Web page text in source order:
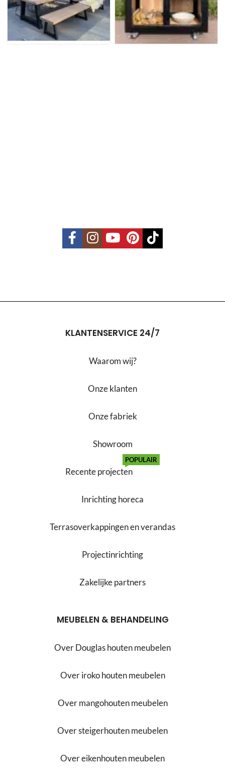
KLANTENSERVICE 24/7
Waarom wij?
Onze klanten
Onze fabriek
Showroom
Recente projecten
POPULAIR
Inrichting horeca
Terrasoverkappingen en verandas
Projectinrichting
Zakelijke partners
MEUBELEN & BEHANDELING
Over Douglas houten meubelen
Over iroko houten meubelen
Over mangohouten meubelen
Over steigerhouten meubelen
Over eikenhouten meubelen